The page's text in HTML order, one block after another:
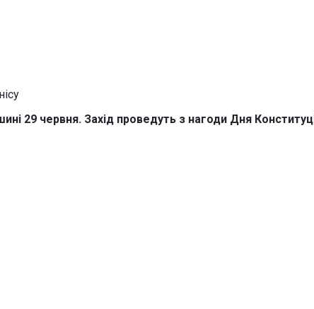
29 червня. Захід проведуть з нагоди Дня